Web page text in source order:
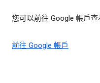
您可以前往 Google 帳戶
前往 Google 帳戶